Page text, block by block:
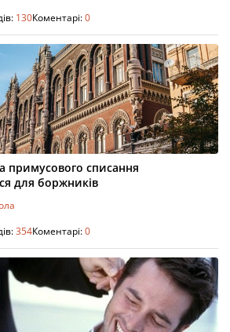
130Коментарі:0
примусового списання
для боржників
354Коментарі:0